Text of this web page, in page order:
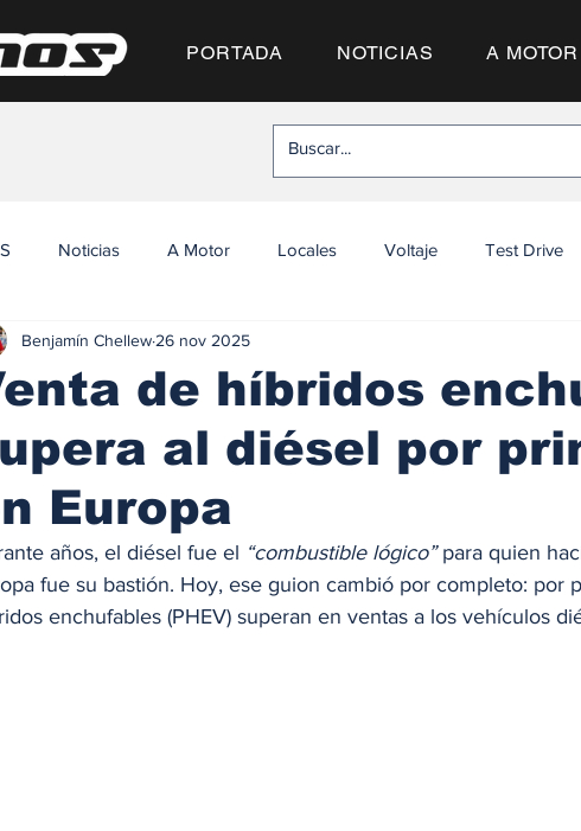
PORTADA NOTICIAS A MOTOR
Noticias A Motor Locales Voltaje Test Drive
de híbridos
al diésel por
Europa
Benjamín Chellew 26 nov 2025
años, el diésel fue el “combustible lógico” para quien
fue su bastión. Hoy, ese guion cambió por completo: por
enchufables (PHEV) superan en ventas a los vehículos